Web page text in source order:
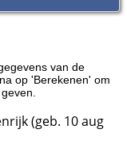
van de
op 'Berekenen' om
(geb. 10 aug